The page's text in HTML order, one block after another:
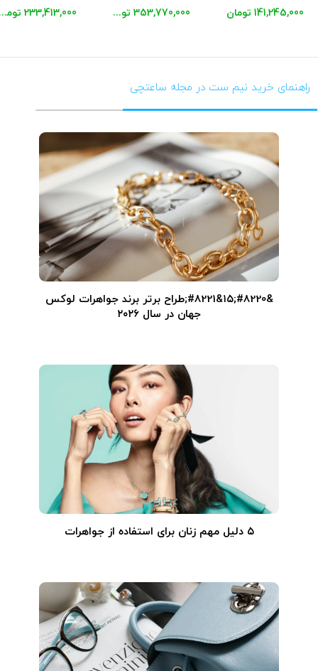
141,245,000 تومان 353,770,000 تومان
راهنمای خرید نیم ست در مجله ساعتچی
&#8220;۱۵&#8221;طراح برتر برند جواهرات لوکس
جهان در سال ۲۰۲۶
۵ دلیل مهم زنان برای استفاده از جواهرات